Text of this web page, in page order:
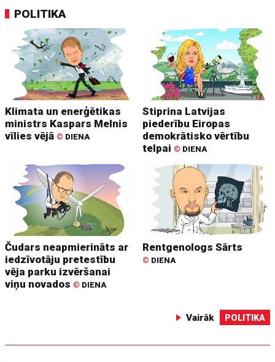
POLITIKA
Klimata un enerģētikas
ministrs Kaspars Melnis
vīlies vējā © DIENA
Stiprina Latvijas
piederību Eiropas
demokrātisko vērtību
telpai © DIENA
Čudars neapmierināts ar
iedzīvotāju pretestību
vēja parku izvēršanai
viņu novados © DIENA
Rentgenologs Sārts
© DIENA
Vairāk POLITIKA